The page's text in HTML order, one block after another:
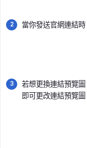
當你發送官網連結
若想更換連結預覽
即可更改連結預覽圖